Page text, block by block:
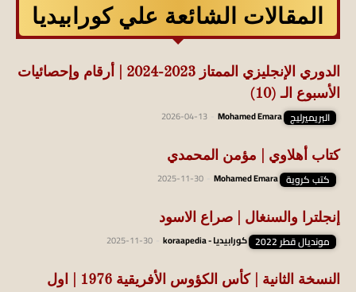
المقالات الشائعة علي كورابيديا
الدوري الإنجليزي الممتاز 2023-2024 | أرقام وإحصائيات
الأسبوع الـ (10)
البريميرليج Mohamed Emara
2026-04-13
كتاب أهلاوي | مؤمن المحمدي
كتب كروية Mohamed Emara
2025-11-30
إنجلترا والسنغال | صراع الاسود
مونديال قطر 2022 كورابيديا - koraapedia 2025-11-30
النسخة الثانية | كأس الكؤوس الأفريقية 1976 | اول